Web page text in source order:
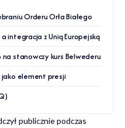
Orderu Orła Białego
integracja z Unią Europejską
stanowczy kurs Belwederu
element presji
publicznie podczas